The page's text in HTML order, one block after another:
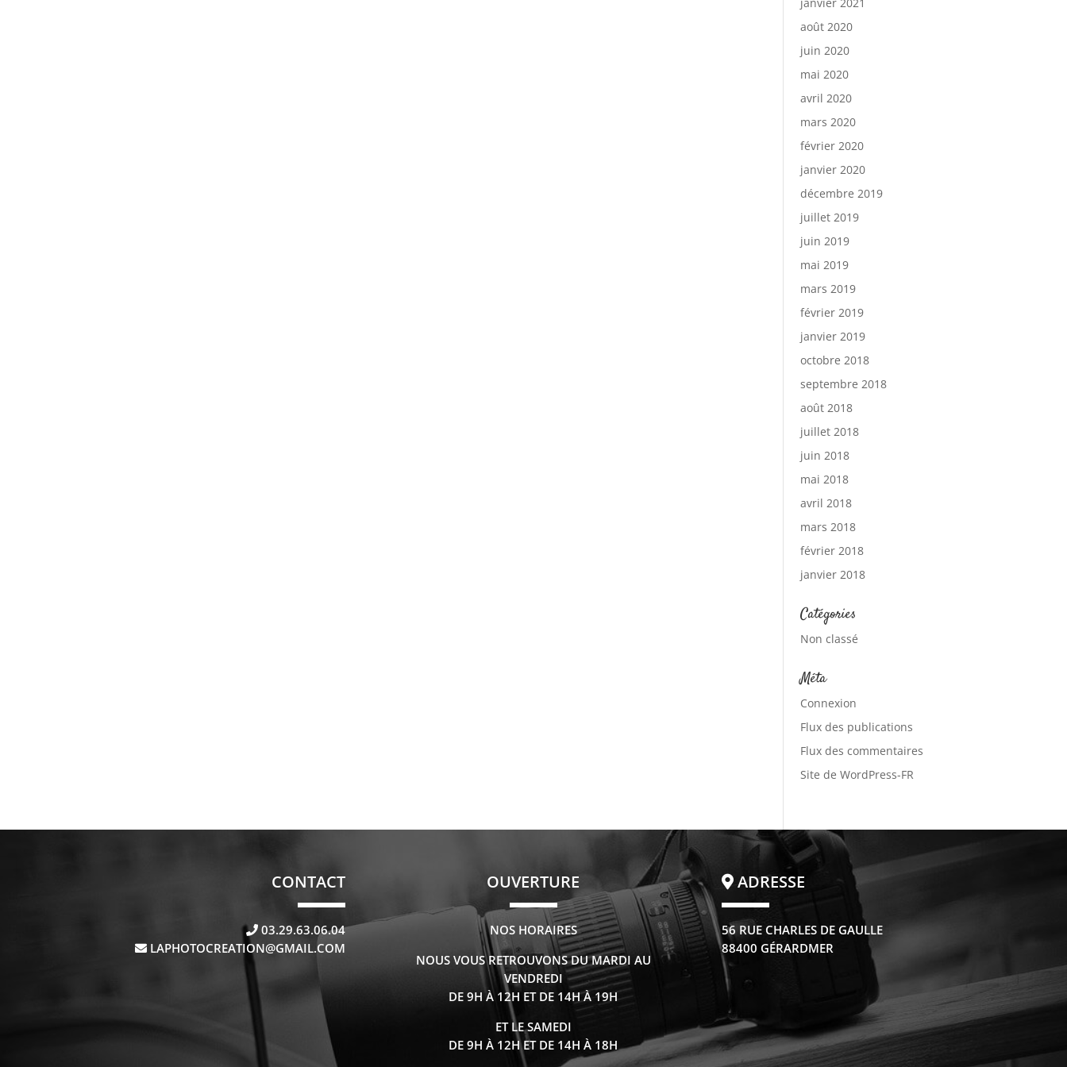
août 2020
juin 2020
mai 2020
avril 2020
mars 2020
février 2020
janvier 2020
décembre 2019
juillet 2019
juin 2019
mai 2019
mars 2019
février 2019
janvier 2019
octobre 2018
septembre 2018
août 2018
juillet 2018
juin 2018
mai 2018
avril 2018
mars 2018
février 2018
janvier 2018
Catégories
Non classé
Méta
Connexion
Flux des publications
Flux des commentaires
Site de WordPress-FR
CONTACT
03.29.63.06.04
LAPHOTOCREATION@GMAIL.COM
OUVERTURE
NOS HORAIRES
NOUS VOUS RETROUVONS DU MARDI AU
VENDREDI
DE 9H À 12H ET DE 14H À 19H
ET LE SAMEDI
DE 9H À 12H ET DE 14H À 18H
ADRESSE
56 RUE CHARLES DE GAULLE
88400 GÉRARDMER